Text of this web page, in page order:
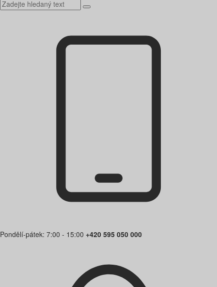
Pondělí-pátek: 7:00 - 15:00 +420 595 050 000